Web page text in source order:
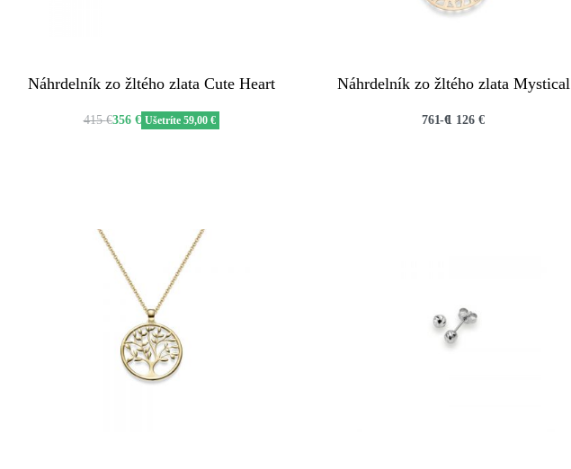
Náhrdelník zo žltého zlata Cute Heart
415€356 € Ušetríte 59,00 €
Náhrdelník zo žltého zlata Mystical
761€1 126€